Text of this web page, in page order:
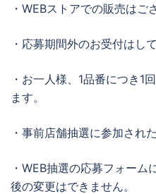
・WEBストアでの販売はご
・応募期間外のお受付はし
・お一人様、1品番につき1
ます。
・事前店舗抽選に参加され
・WEB抽選の応募フォー
後の変更はできません。